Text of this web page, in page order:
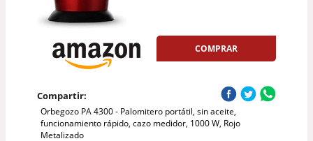
COMPRAR
Compartir:
Orbegozo PA 4300 - Palomitero portátil, sin aceite,
funcionamiento rápido, cazo medidor, 1000 W, Rojo
Metalizado